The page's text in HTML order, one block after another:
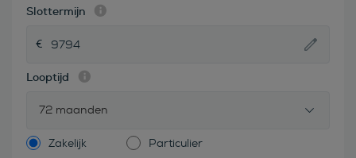
Slottermijn
Looptijd
72 maanden
Zakelijk Particulier